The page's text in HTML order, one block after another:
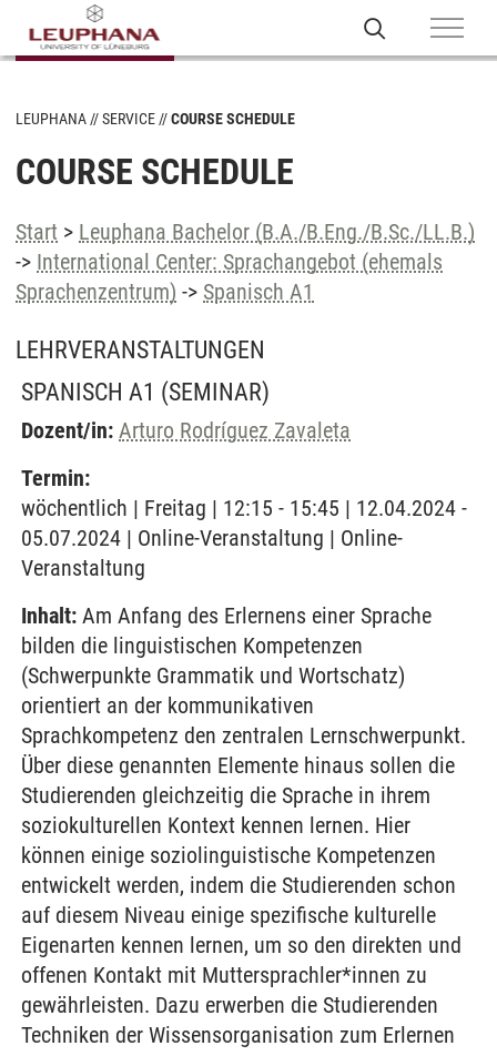
LEUPHANA SERVICE COURSE SCHEDULE
COURSE SCHEDULE
Start > Leuphana Bachelor (B.A./B.Eng./B.Sc./LL.B.)
-> International Center: Sprachangebot (ehemals
Sprachenzentrum) -> Spanisch A1
LEHRVERANSTALTUNGEN
SPANISCH A1 (SEMINAR)
Dozent/in: Arturo Rodríguez Zavaleta
Termin:
wöchentlich | Freitag | 12:15 - 15:45 | 12.04.2024 -
05.07.2024 | Online-Veranstaltung | Online-
Veranstaltung
Inhalt: Am Anfang des Erlernens einer Sprache
bilden die linguistischen Kompetenzen
(Schwerpunkte Grammatik und Wortschatz)
orientiert an der kommunikativen
Sprachkompetenz den zentralen Lernschwerpunkt.
Über diese genannten Elemente hinaus sollen die
Studierenden gleichzeitig die Sprache in ihrem
soziokulturellen Kontext kennen lernen. Hier
können einige soziolinguistische Kompetenzen
entwickelt werden, indem die Studierenden schon
auf diesem Niveau einige spezifische kulturelle
Eigenarten kennen lernen, um so den direkten und
offenen Kontakt mit Muttersprachler*innen zu
gewährleisten. Dazu erwerben die Studierenden
Techniken der Wissensorganisation zum Erlernen